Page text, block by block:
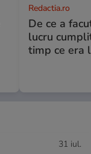
Redactia.ro
De ce a
lucru
timp ce era
31 iul.